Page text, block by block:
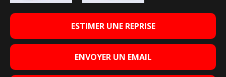
ESTIMER UNE REPRISE
ENVOYER UN EMAIL